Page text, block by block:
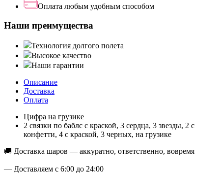
Оплата любым удобным способом
Наши преимущества
Технология долгого полета
Высокое качество
Наши гарантии
Описание
Доставка
Оплата
Цифра на грузике
2 связки по баблс с краской, 3 сердца, 3 звезды, 2 с
конфетти, 4 с краской, 3 черных, на грузике
🚚 Доставка шаров — аккуратно, ответственно, вовремя
— Доставляем с 6:00 до 24:00